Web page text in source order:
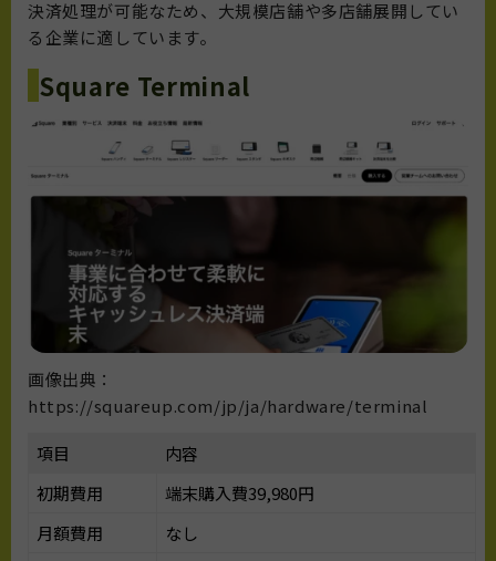
決済処理が可能なため、大規模店舗や多店舗展開してい
る企業に適しています。
Square Terminal
画像出典：
https://squareup.com/jp/ja/hardware/terminal
項目
内容
初期費用
端末購入費39,980円
月額費用
なし